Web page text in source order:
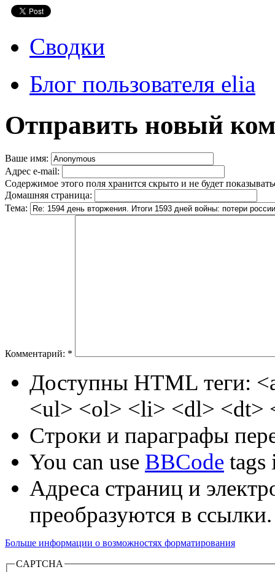
Сводки
Блог пользователя elia
Отправить новый
Ваше имя:
Адрес e-mail:
Содержимое этого поля хранится скрыто и не будет
Домашняя страница:
Тема:
Комментарий: *
Доступны HTML теги:
<ul> <ol> <li> <dl> <dt>
Строки и параграфы
You can use BBCode tags
Адреса страниц и
преобразуются в ссылки.
Больше информации о возможностях форматирования
CAPTCHA